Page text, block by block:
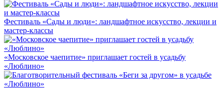
Фестиваль «Сады и люди»: ландшафтное искусство, лекции и
мастер-классы
«Московское чаепитие» приглашает гостей в усадьбу
«Люблино»